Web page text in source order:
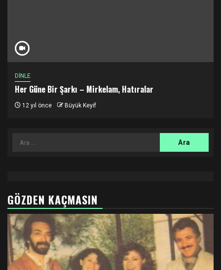
DİNLE
Her Güne Bir Şarkı – Mirkelam, Hatıralar
12 yıl önce Büyük Keyif
Arama:
GÖZDEN KAÇMASIN